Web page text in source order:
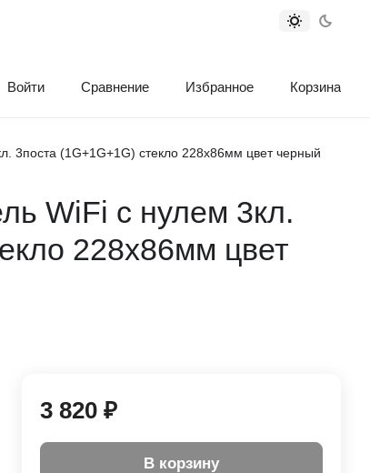
Войти Сравнение Избранное Корзина
3поста (1G+1G+1G) стекло 228х86мм цвет черный
WiFi с нулем 3кл.
228х86мм цвет
3 820 ₽
В корзину